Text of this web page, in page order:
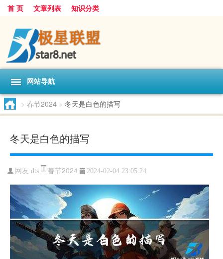
首 页 文章列表 知识分类
网站导航
> 春节2024 > 冬天是白色的描写
冬天是白色的描写
网友:dts 春节2024 2024-02-04 23:05:24